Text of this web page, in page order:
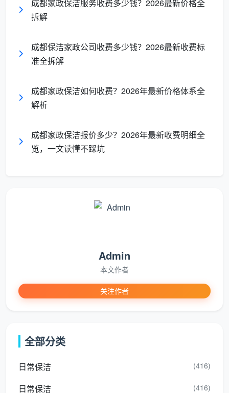
洁剂、不干胶用柑橘基除胶剂——不用蛮力，保护材
质；
全空间覆盖：不只是柜体“里面”，还包括层板拐角、
合页缝隙、抽屉轨道、空调回风口、地漏内部；
跪侧看瓷砖是否有雾状残留、用手指摸窗框槽底有没
有砂砾。
层级四：深度开荒（18-30元/㎡及以上）——特殊材质
与复杂空间
成都开荒保洁价格四层速查表：
核心覆盖内容
修
渣
5
㎡
走流程
成都家政保洁服务收费多少钱？2026最新价格全
拆解
成都保洁家政公司收费多少钱？2026最新收费标
准全拆解
成都家政保洁如何收费？2026年最新价格体系全
解析
成都家政保洁报价多少？2026年最新收费明细全
览，一文读懂不踩坑
Admin
本文作者
关注作者
全部分类
日常保洁 (416)
日常保洁 (416)